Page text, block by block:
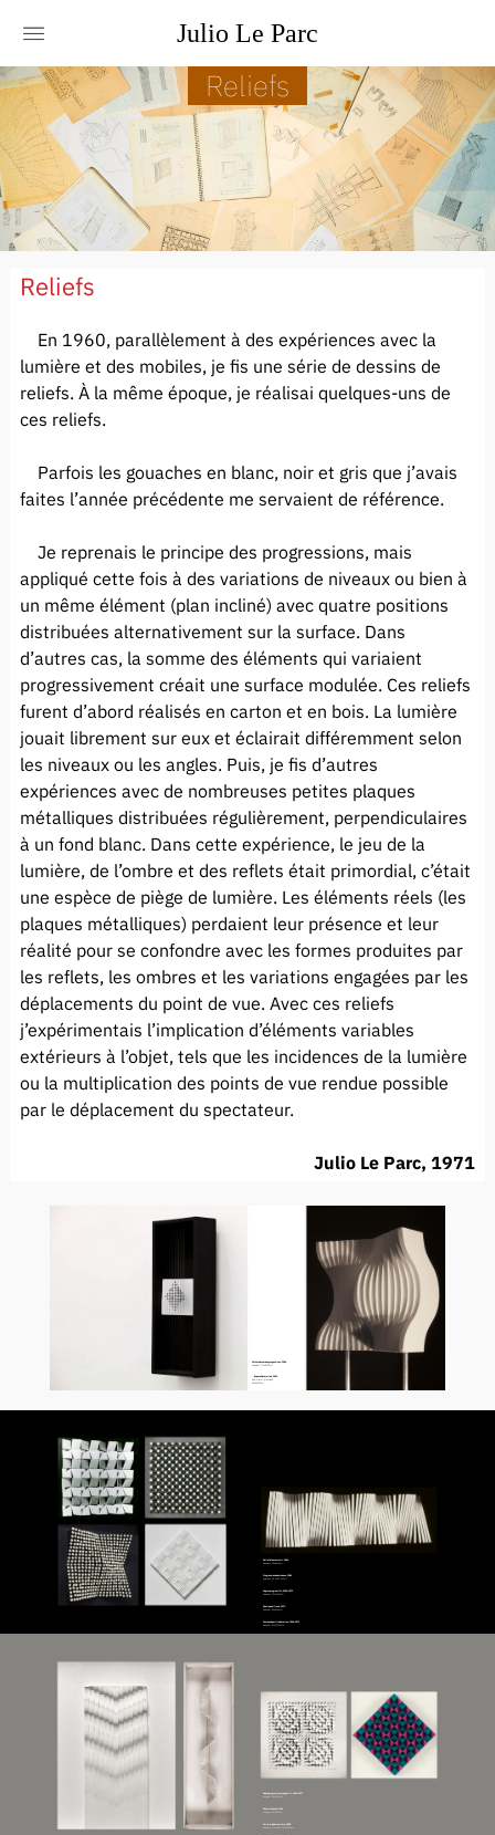
Julio Le Parc
Reliefs
Reliefs
En 1960, parallèlement à des expériences avec la
lumière et des mobiles, je fis une série de dessins de
reliefs. À la même époque, je réalisai quelques-uns de
ces reliefs.
Parfois les gouaches en blanc, noir et gris que j’avais
faites l’année précédente me servaient de référence.
Je reprenais le principe des progressions, mais
appliqué cette fois à des variations de niveaux ou bien à
un même élément (plan incliné) avec quatre positions
distribuées alternativement sur la surface. Dans
d’autres cas, la somme des éléments qui variaient
progressivement créait une surface modulée. Ces reliefs
furent d’abord réalisés en carton et en bois. La lumière
jouait librement sur eux et éclairait différemment selon
les niveaux ou les angles. Puis, je fis d’autres
expériences avec de nombreuses petites plaques
métalliques distribuées régulièrement, perpendiculaires
à un fond blanc. Dans cette expérience, le jeu de la
lumière, de l’ombre et des reflets était primordial, c’était
une espèce de piège de lumière. Les éléments réels (les
plaques métalliques) perdaient leur présence et leur
réalité pour se confondre avec les formes produites par
les reflets, les ombres et les variations engagées par les
déplacements du point de vue. Avec ces reliefs
j’expérimentais l’implication d’éléments variables
extérieurs à l’objet, tels que les incidences de la lumière
ou la multiplication des points de vue rendue possible
par le déplacement du spectateur.
Julio Le Parc, 1971
← Espace déterminé, 1961
bois, métal, plastique,
84 x 34 x 15 cm
Volume à courbes progessives, 1960
bois peint, 77 x 43 x 22 cm
Relief blanc sur noir, 1960
bois peint, 60 x 60 x 6 cm
Progression des niveaux, 1960
bois peint, 53,5 x 53,5 x 9 cm
Angles progressifs, 1960-1971
bois peint, 75 x 75 x 13 cm
Quatre positions, 1971
bois peint, 80 x 80 x 6 cm
Courbes à partir de droites, 1960-1971
bois peint, 40 x 120 x 19 cm
Ondes progressives (négatif), 1960-1971
bois peint, 84 x 62 x 10 cm
De droite à onde, 1966
bois peint, 92 x 28 x 9 cm
Carré-piège à lumière, 1988
bois peint, plastique, 120 x 120 x 6 cm.